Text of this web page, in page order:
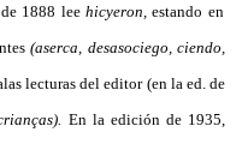
1888 leehicyeron,estando en
(aserca, desasociego, ciendo,
lec­turas del editor (en la ed. de
En la edición de 1935,